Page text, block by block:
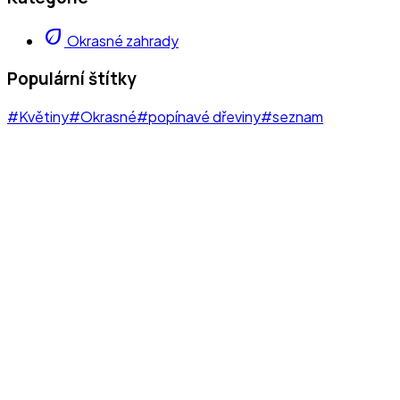
eco Okrasné zahrady
Populární štítky
#Květiny#Okrasné#popínavé dřeviny#seznam